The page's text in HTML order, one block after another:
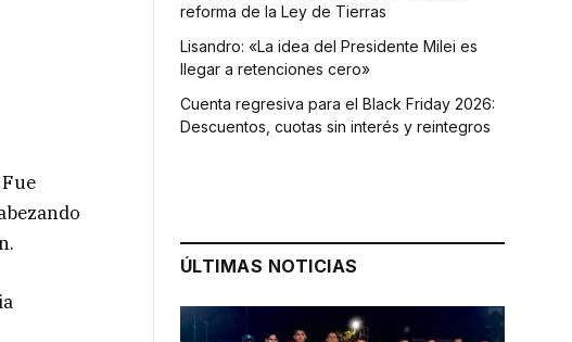
reforma de la Ley de Tierras
Lisandro: «La idea del Presidente Milei es
llegar a retenciones cero»
Cuenta regresiva para el Black Friday 2026:
Descuentos, cuotas sin interés y reintegros
ÚLTIMAS NOTICIAS